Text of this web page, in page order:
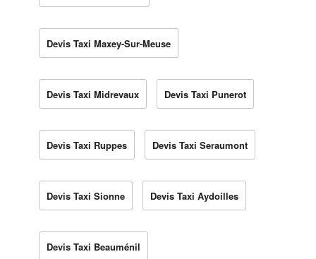
Devis Taxi Maxey-Sur-Meuse
Devis Taxi Midrevaux Devis Taxi Punerot
Devis Taxi Ruppes Devis Taxi Seraumont
Devis Taxi Sionne Devis Taxi Aydoilles
Devis Taxi Beauménil